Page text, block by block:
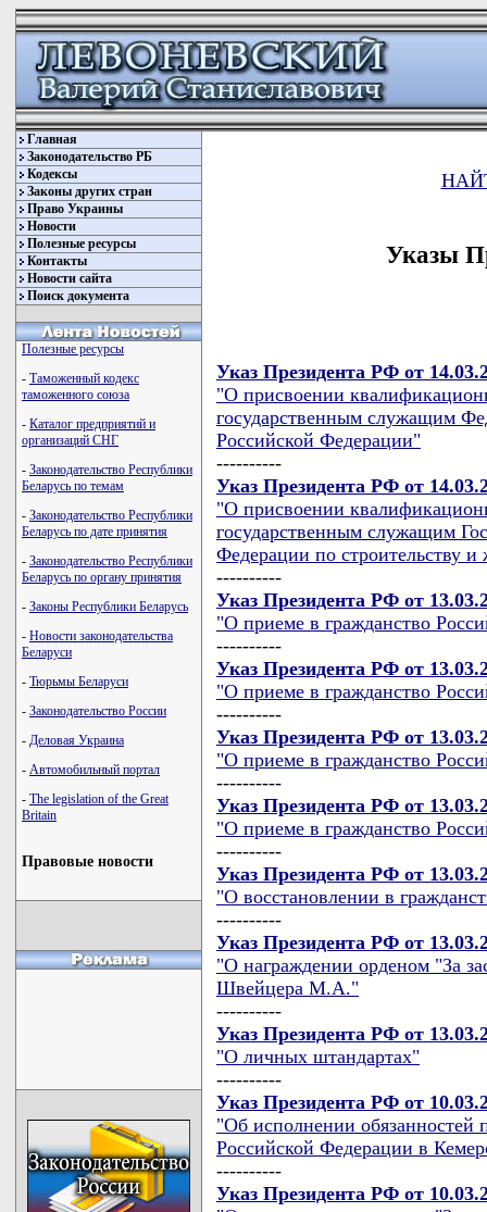
Главная
Законодательство РБ
Кодексы
Законы других стран
Право Украины
Новости
Полезные ресурсы
Контакты
Новости сайта
Поиск документа
Полезные ресурсы
- Таможенный кодекс
таможенного союза
- Каталог предприятий и
организаций СНГ
- Законодательство Республики
Беларусь по темам
- Законодательство Республики
Беларусь по дате принятия
- Законодательство Республики
Беларусь по органу принятия
- Законы Республики Беларусь
- Новости законодательства
Беларуси
- Тюрьмы Беларуси
- Законодательство России
- Деловая Украина
- Автомобильный портал
- The legislation of the Great
Britain
Правовые новости
Указы
Указ Президента РФ от
"О присвоении
государственным служащим
Российской Федерации"
----------
Указ Президента РФ от
"О присвоении
государственным служащим
Федерации по строительству
----------
Указ Президента РФ от
"О приеме в гражданство
----------
Указ Президента РФ от
"О приеме в гражданство
----------
Указ Президента РФ от
"О приеме в гражданство
----------
Указ Президента РФ от
"О приеме в гражданство
----------
Указ Президента РФ от
"О восстановлении в
----------
Указ Президента РФ от
"О награждении орденом "За
Швейцера М.А."
----------
Указ Президента РФ от
"О личных штандартах"
----------
Указ Президента РФ от
"Об исполнении обязанностей
Российской Федерации в
----------
Указ Президента РФ от